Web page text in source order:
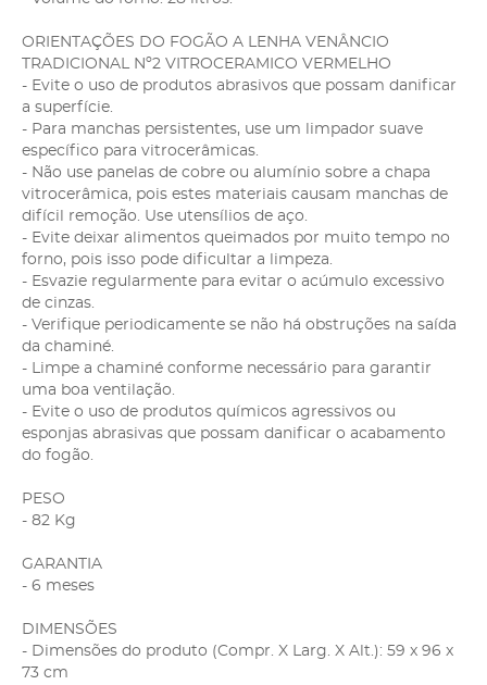
ORIENTAÇÕES DO FOGÃO A LENHA VENÂNCIO
TRADICIONAL Nº2 VITROCERAMICO VERMELHO
- Evite o uso de produtos abrasivos que possam danificar
a superfície.
- Para manchas persistentes, use um limpador suave
específico para vitrocerâmicas.
- Não use panelas de cobre ou alumínio sobre a chapa
vitrocerâmica, pois estes materiais causam manchas de
difícil remoção. Use utensílios de aço.
- Evite deixar alimentos queimados por muito tempo no
forno, pois isso pode dificultar a limpeza.
- Esvazie regularmente para evitar o acúmulo excessivo
de cinzas.
- Verifique periodicamente se não há obstruções na saída
da chaminé.
- Limpe a chaminé conforme necessário para garantir
uma boa ventilação.
- Evite o uso de produtos químicos agressivos ou
esponjas abrasivas que possam danificar o acabamento
do fogão.
PESO
- 82 Kg
GARANTIA
- 6 meses
DIMENSÕES
- Dimensões do produto (Compr. X Larg. X Alt.): 59 x 96 x
73 cm